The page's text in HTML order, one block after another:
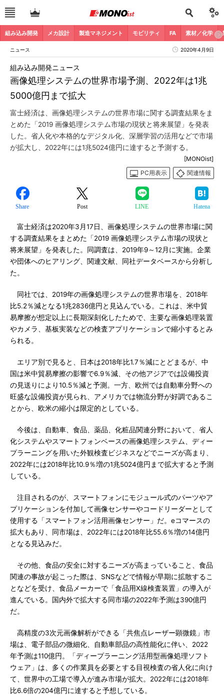
組み込み開発 メカ設計 製造マネジメント モビリティ FA 素材／化学
ニュース 2020年4月9日
画像処理システムの世界市場予測、2022年は1兆
5000億円まで拡大
組み込み開発ニュース
富士経済は、画像処理システムの世界市場に関する調査結果をま
とめた「2019 画像処理システム市場の現状と将来展望」を発表
した。省人化や本格的なデジタル化、深層学習の活用などで市場
が拡大し、2022年には1兆5024億円に達すると予測する。
[MONOist]
PC用表示
関連情報
Share Post LINE Hatena
富士経済は2020年3月17日、画像処理システムの世界市場に関
する調査結果をまとめた「2019 画像処理システム市場の現状と
将来展望」を発表した。同調査は、2019年9～12月に実施。企業
や団体へのヒアリング、関連文献、同社データベースから分析し
た。
同社では、2019年の画像処理システムの世界市場を、2018年
比5.2％減となる1兆2836億円と見込んでいる。これは、米中貿
易摩擦が想定以上に長期深刻化したためで、主要な画像処理装置
やカメラ、基板実装などの検査アプリケーションで縮小するとみ
られる。
エリア別で見ると、日本は2018年比1.7％減にとどまるが、中
国は米中貿易摩擦の影響で6.9％減、その他アジアでは設備投資
の見送りにより10.5％減と予測。一方、欧州では自動車分野への
旺盛な設備投資が見られ、アメリカでは物流分野が好調であるこ
とから、欧米の縮小は限定的としている。
今後は、自動車、食品、薬品、化粧品関連分野において、省人
化システムやスマートフォンベースの画像処理システム、ディー
プラーニングを用いた外観検査ビジネスなどでニーズが高まり、
2022年には2018年比10.9％増の1兆5024億円まで拡大すると予測
している。
注目されるのが、スマートフォンにモジュール式のパーツやア
プリケーションを付加して画像センサーやコードリーダーとして
使用する「スマートフォン活用画像センサー」だ。eコマースの
拡大もあり、同市場は、2022年には2018年比55.6％増の14億円
となる見込みだ。
その他、食品の安全に対するニーズが高まっていること、食品
関連の事故が起こった際は、SNSなどで情報が早期に拡散するこ
となどを受け、食品メーカーで「食品用X線検査装置」の導入が
進んでいる。国内外で拡大する同市場の2022年予測は390億円
だ。
高精度の3次元画像解析ができる「共焦点レーザー顕微鏡」市
場は、電子部品の微細化、自動車部品の高性能化に伴い、2022
年予測は110億円。「ディープラーニング活用型画像処理ソフト
ウェア」は、多くの作業員を必要とする目視検査の省人化に向け
て、世界中の工場で導入が進み市場が拡大。2022年には2018年
比6.6倍の204億円に達すると予想している。